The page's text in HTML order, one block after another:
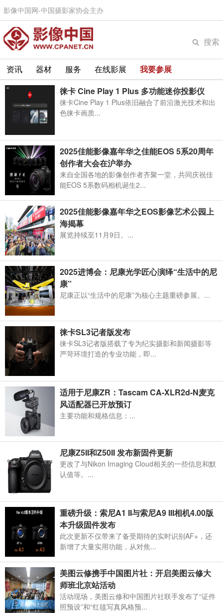
影像中国网-中国摄影家协会主办
搜索
资讯 器材 服务 在线影展
我要参展
徕卡 Cine Play 1 Plus 多功能迷你投影仪
徕卡Cine Play 1 Plus依旧融合了前沿激光技术和出
色徕卡画质...
2025佳能影像嘉年华之佳能EOS 5系20周年
创作者大会在沪举办
来自全国各地的影像创作者齐聚一堂，共同庆祝佳
能EOS 5系数码相机诞生2...
2025佳能影像嘉年华之EOS影像艺术公园上
海揭幕
展览持续至11月9日。...
2025进博会：尼康光学匠心演绎“生活中的尼
康”
尼康正以“生活中的尼康”为核心主题重磅参展。...
徕卡SL3记者版发布
徕卡SL3记者版搭载了专为纪实摄影和新闻摄影等
严苛环境打造的专业功能，即...
适用于尼康ZR：Tascam CA-XLR2d-N麦克
风适配器已开放预订
​主要功能和规格信息：...
尼康Z5II和Z50II 发布新固件更新
更改了与Nikon Imaging Cloud相关的一些信息和默
认值等。...
重磅升级：索尼A1 II与索尼A9 III相机4.00版
本升级固件发布
此次更新不仅带来了备受期待的实时识别AF+，还
新增了大量实用功能，从对焦...
美图云修携手中国图片社：开启美图云修大
师班北京站活动
活动现场，美图云修和中国图片社联手发布了“证件
照预设”和“红毯写真风格预...